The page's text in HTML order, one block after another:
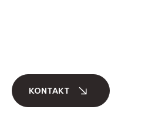
KONTAKT